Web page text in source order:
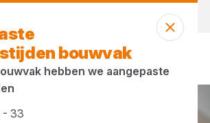
tape
bouwvak
hebben we aangepaste
- 33